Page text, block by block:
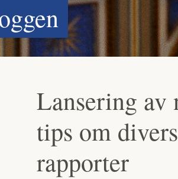
Lansering av
tips om
rapporter